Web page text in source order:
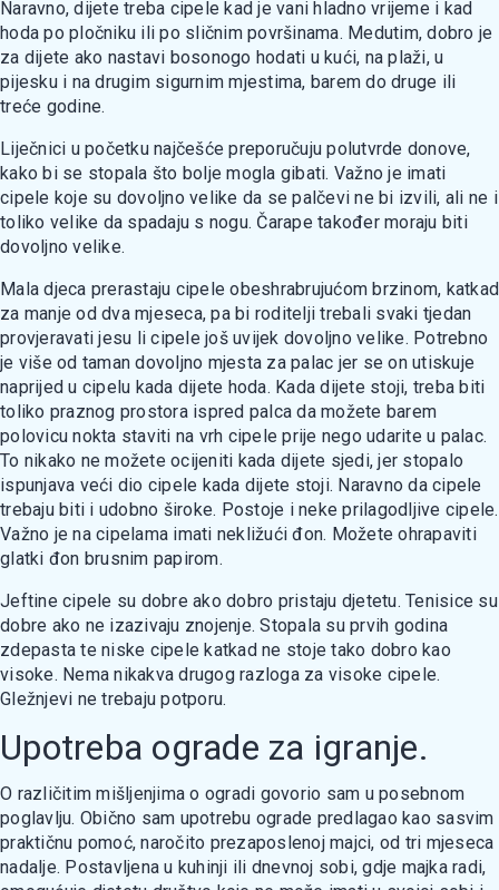
Naravno, dijete treba cipele kad je vani hladno vrijeme i kad
hoda po pločniku ili po sličnim površinama. Medutim, dobro je
za dijete ako nastavi bosonogo hodati u kući, na plaži, u
pijesku i na drugim sigurnim mjestima, barem do druge ili
treće godine.
Liječnici u početku najčešće preporučuju polutvrde donove,
kako bi se stopala što bolje mogla gibati. Važno je imati
cipele koje su dovoljno velike da se palčevi ne bi izvili, ali ne i
toliko velike da spadaju s nogu. Čarape također moraju biti
dovoljno velike.
Mala djeca prerastaju cipele obeshrabrujućom brzinom, katkad
za manje od dva mjeseca, pa bi roditelji trebali svaki tjedan
provjeravati jesu li cipele još uvijek dovoljno velike. Potrebno
je više od taman dovoljno mjesta za palac jer se on utiskuje
naprijed u cipelu kada dijete hoda. Kada dijete stoji, treba biti
toliko praznog prostora ispred palca da možete barem
polovicu nokta staviti na vrh cipele prije nego udarite u palac.
To nikako ne možete ocijeniti kada dijete sjedi, jer stopalo
ispunjava veći dio cipele kada dijete stoji. Naravno da cipele
trebaju biti i udobno široke. Postoje i neke prilagodljive cipele.
Važno je na cipelama imati nekližući đon. Možete ohrapaviti
glatki đon brusnim papirom.
Jeftine cipele su dobre ako dobro pristaju djetetu. Tenisice su
dobre ako ne izazivaju znojenje. Stopala su prvih godina
zdepasta te niske cipele katkad ne stoje tako dobro kao
visoke. Nema nikakva drugog razloga za visoke cipele.
Gležnjevi ne trebaju potporu.
Upotreba ograde za igranje.
O različitim mišljenjima o ogradi govorio sam u posebnom
poglavlju. Obično sam upotrebu ograde predlagao kao sasvim
praktičnu pomoć, naročito prezaposlenoj majci, od tri mjeseca
nadalje. Postavljena u kuhinji ili dnevnoj sobi, gdje majka radi,